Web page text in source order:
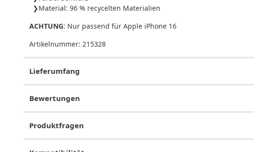
Material: 96 % recycelten Materialien
ACHTUNG: Nur passend für Apple iPhone 16
Artikelnummer: 215328
Lieferumfang
Bewertungen
Produktfragen